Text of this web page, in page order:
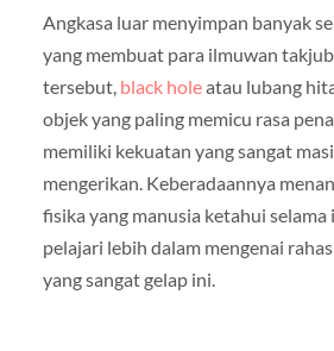
Angkasa luar menyimpan banyak
yang membuat para ilmuwan
tersebut, black holeatau lubang
objek yang paling memicu rasa
memiliki kekuatan yang sangat
mengerikan. Keberadaannya
fisika yang manusia ketahui
pelajari lebih dalam mengenai
yang sangat gelap ini.